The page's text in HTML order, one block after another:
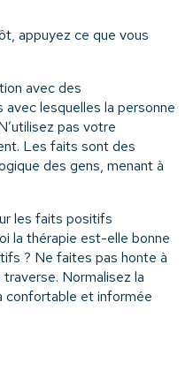
appuyez ce que vous
avec des
lesquelles la personne
pas votre
Les faits sont des
des gens, menant à
les faits positifs
la thérapie est-elle bonne
? Ne faites pas honte à
Normalisez la
confortable et informée